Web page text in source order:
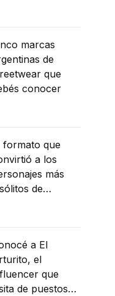
marcas
de
que
conocer
formato que
a los
más
de
a El
el
que
de puestos